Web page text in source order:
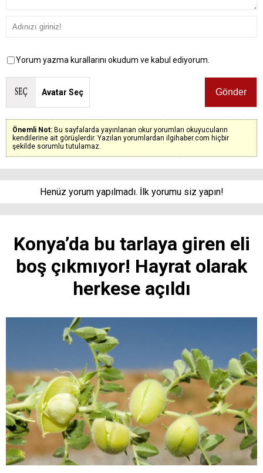
Yorum yazma kurallarını okudum ve kabul ediyorum.
Avatar Seç
Önemli Not: Bu sayfalarda yayınlanan okur yorumları okuyucuların
kendilerine ait görüşlerdir. Yazılan yorumlardan ilgihaber.com hiçbir
şekilde sorumlu tutulamaz.
Henüz yorum yapılmadı. İlk yorumu siz yapın!
Konya’da bu tarlaya giren eli
boş çıkmıyor! Hayrat olarak
herkese açıldı